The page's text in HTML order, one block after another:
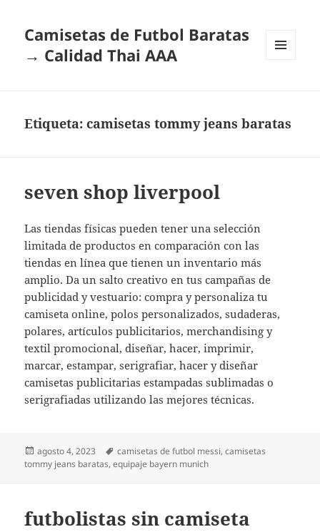
Camisetas de Futbol Baratas
→ Calidad Thai AAA
Etiqueta:camisetas tommy jeans baratas
seven shop liverpool
Las tiendas físicas pueden tener una selección
limitada de productos en comparación con las
tiendas en línea que tienen un inventario más
amplio. Da un salto creativo en tus campañas de
publicidad y vestuario: compra y personaliza tu
camiseta online, polos personalizados, sudaderas,
polares, artículos publicitarios, merchandising y
textil promocional, diseñar, hacer, imprimir,
marcar, estampar, serigrafiar, hacer y diseñar
camisetas publicitarias estampadas sublimadas o
serigrafiadas utilizando las mejores técnicas.
Publicado
el
agosto 4, 2023 Etiquetas
camisetas de futbol messi,camisetas
tommy jeans baratas,equipaje bayern munich
futbolistas sin camiseta